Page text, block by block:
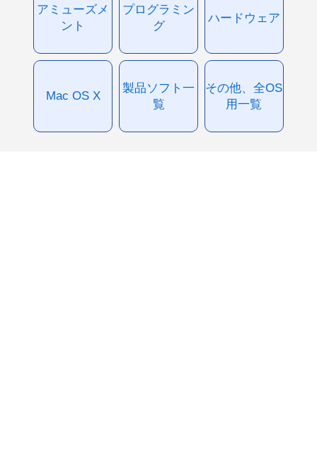
アミューズメ
ント
プログラミン
グ
ハードウェア
Mac OS X
製品ソフト一
覧
その他、全OS
用一覧